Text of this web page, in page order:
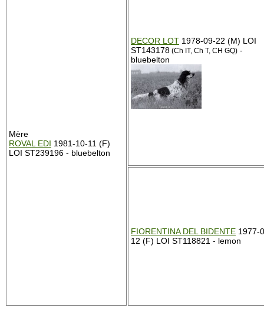
Mère
ROVAL EDI 1981-10-11 (F)
LOI ST239196 - bluebelton
DECOR LOT 1978-09-22 (M) LOI
ST143178 (Ch IT, Ch T, CH GQ) -
bluebelton
FIORENTINA DEL BIDENTE 1977-
12 (F) LOI ST118821 - lemon